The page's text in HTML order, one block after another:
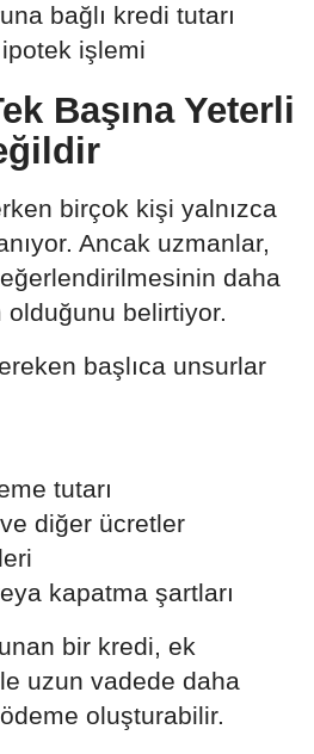
bağlı kredi tutarı
işlemi
Başına Yeterli
birçok kişi yalnızca
Ancak uzmanlar,
daha
olduğunu belirtiyor.
başlıca unsurlar
tutarı
diğer ücretler
kapatma şartları
bir kredi, ek
uzun vadede daha
oluşturabilir.